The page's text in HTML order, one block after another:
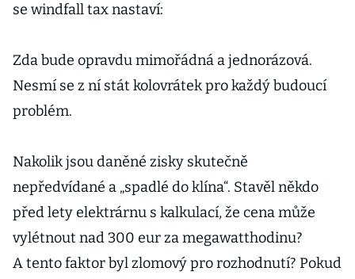
se windfall tax nastaví:
Zda bude opravdu mimořádná a jednorázová.
Nesmí se z ní stát kolovrátek pro každý budoucí
problém.
Nakolik jsou daněné zisky skutečně
nepředvídané a „spadlé do klína“. Stavěl někdo
před lety elektrárnu s kalkulací, že cena může
vylétnout nad 300 eur za megawatthodinu?
A tento faktor byl zlomový pro rozhodnutí? Pokud